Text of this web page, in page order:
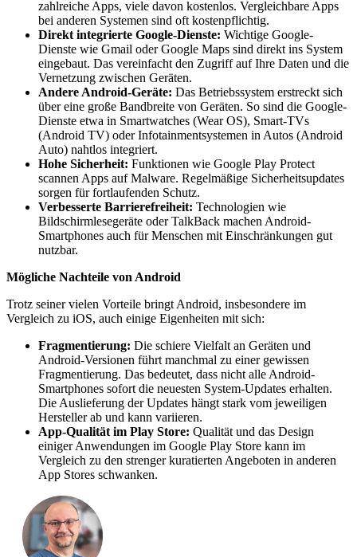
zahlreiche Apps, viele davon kostenlos. Vergleichbare Apps
bei anderen Systemen sind oft kostenpflichtig.
Direkt integrierte Google-Dienste: Wichtige Google-
Dienste wie Gmail oder Google Maps sind direkt ins System
eingebaut. Das vereinfacht den Zugriff auf Ihre Daten und die
Vernetzung zwischen Geräten.
Andere Android-Geräte: Das Betriebssystem erstreckt sich
über eine große Bandbreite von Geräten. So sind die Google-
Dienste etwa in Smartwatches (Wear OS), Smart-TVs
(Android TV) oder Infotainmentsystemen in Autos (Android
Auto) nahtlos integriert.
Hohe Sicherheit: Funktionen wie Google Play Protect
scannen Apps auf Malware. Regelmäßige Sicherheitsupdates
sorgen für fortlaufenden Schutz.
Verbesserte Barrierefreiheit: Technologien wie
Bildschirmlesegeräte oder TalkBack machen Android-
Smartphones auch für Menschen mit Einschränkungen gut
nutzbar.
Mögliche Nachteile von Android
Trotz seiner vielen Vorteile bringt Android, insbesondere im
Vergleich zu iOS, auch einige Eigenheiten mit sich:
Fragmentierung: Die schiere Vielfalt an Geräten und
Android-Versionen führt manchmal zu einer gewissen
Fragmentierung. Das bedeutet, dass nicht alle Android-
Smartphones sofort die neuesten System-Updates erhalten.
Die Auslieferung der Updates hängt stark vom jeweiligen
Hersteller ab und kann variieren.
App-Qualität im Play Store: Qualität und das Design
einiger Anwendungen im Google Play Store kann im
Vergleich zu den strenger kuratierten Angeboten in anderen
App Stores schwanken.